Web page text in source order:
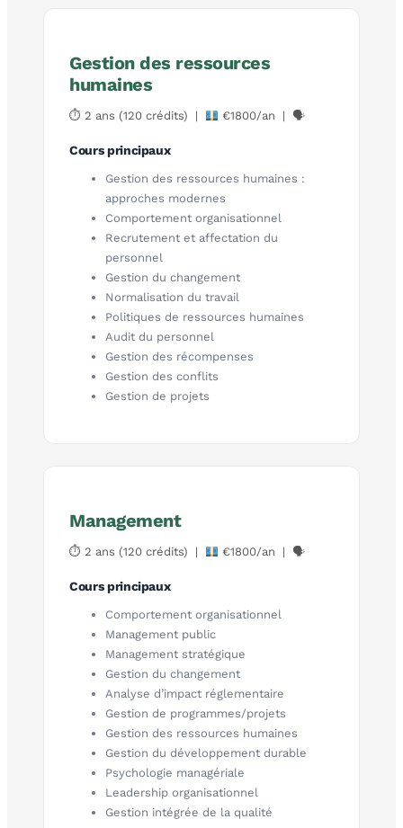
Gestion des ressources
humaines
⏱ 2 ans (120 crédits) | €1800/an | 🗣
Cours principaux
Gestion des ressources humaines :
approches modernes
Comportement organisationnel
Recrutement et affectation du
personnel
Gestion du changement
Normalisation du travail
Politiques de ressources humaines
Audit du personnel
Gestion des récompenses
Gestion des conflits
Gestion de projets
Management
⏱ 2 ans (120 crédits) | €1800/an | 🗣
Cours principaux
Comportement organisationnel
Management public
Management stratégique
Gestion du changement
Analyse d’impact réglementaire
Gestion de programmes/projets
Gestion des ressources humaines
Gestion du développement durable
Psychologie managériale
Leadership organisationnel
Gestion intégrée de la qualité